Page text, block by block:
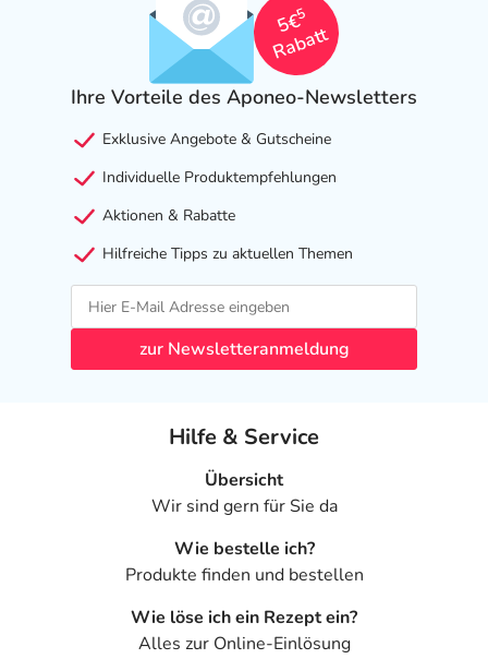
5€
5
Rabatt
Ihre Vorteile des Aponeo-Newsletters
Exklusive Angebote & Gutscheine
Individuelle Produktempfehlungen
Aktionen & Rabatte
Hilfreiche Tipps zu aktuellen Themen
zur Newsletteranmeldung
Hilfe & Service
Übersicht
Wir sind gern für Sie da
Wie bestelle ich?
Produkte finden und bestellen
Wie löse ich ein Rezept ein?
Alles zur Online-Einlösung